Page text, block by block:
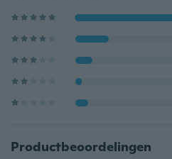
Productbeoordelingen